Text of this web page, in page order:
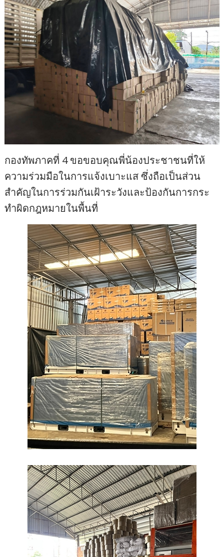
กองทัพภาคที่ 4 ขอขอบคุณพี่น้องประชาชนที่ให้
ความร่วมมือในการแจ้งเบาะแส ซึ่งถือเป็นส่วน
สำคัญในการร่วมกันเฝ้าระวังและป้องกันการกระ
ทำผิดกฎหมายในพื้นที่